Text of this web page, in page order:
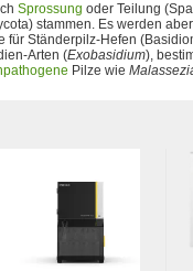
Sprossung oder Teilung
stammen. Es werden
Ständerpilz-Hefen
Arten (Exobasidium),
Pilze wie